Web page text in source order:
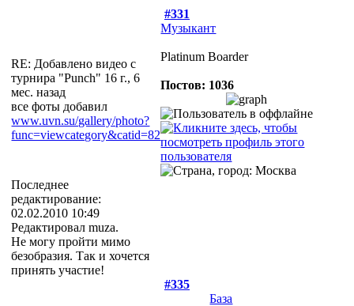
#331
RE: Добавлено видео с
турнира "Punch" 16 г., 6
мес. назад
все фоты добавил
www.uvn.su/gallery/photo?
func=viewcategory&catid=82
Музыкант
Platinum Boarder
Постов: 1036
Последнее
редактирование:
02.02.2010 10:49
Редактировал muza.
Не могу пройти мимо
безобразия. Так и хочется
принять участие!
#335
База